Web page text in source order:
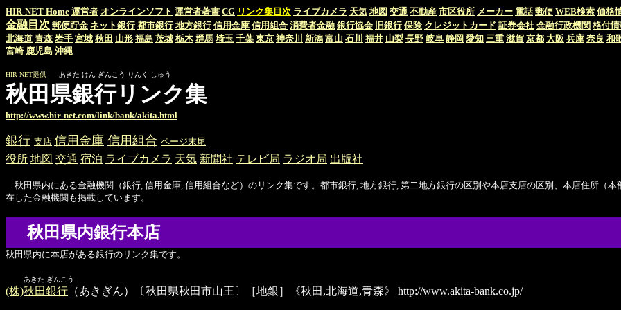
HIR-NET Home 運営者 オンラインソフト 運営者著書 CG リンク集目次 ライブカメラ 天気 地図 交通 不動産 市区役所 メーカー 電話 郵便 WEB検索 価格
金融目次 郵便貯金 ネット銀行 都市銀行 地方銀行 信用金庫 信用組合 消費者金融 銀行協会 旧銀行 保険 クレジットカード 証券会社 金融行政機関 格付
北海道 青森 岩手 宮城 秋田 山形 福島 茨城 栃木 群馬 埼玉 千葉 東京 神奈川 新潟 富山 石川 福井 山梨 長野 岐阜 静岡 愛知 三重 滋賀 京都 大阪 兵庫 奈良 和
宮崎 鹿児島 沖縄
HIR-NET提供 あきた けん ぎんこう りんく しゅう
秋田県銀行リンク集
http://www.hir-net.com/link/bank/akita.html
銀行 支店 信用金庫 信用組合 ページ末尾
役所 地図 交通 宿泊 ライブカメラ 天気 新聞社 テレビ局 ラジオ局 出版社
秋田県内にある金融機関（銀行, 信用金庫, 信用組合など）のリンク集です。都市銀行, 地方銀行, 第二地方銀行の区別や本店支店の区別、本店住所（
在した金融機関も掲載しています。
秋田県内銀行本店
秋田県内に本店がある銀行のリンク集です。
あきた ぎんこう
(株)秋田銀行 （あきぎん）〔秋田県秋田市山王〕［地銀］《秋田,北海道,青森》 http://www.akita-bank.co.jp/